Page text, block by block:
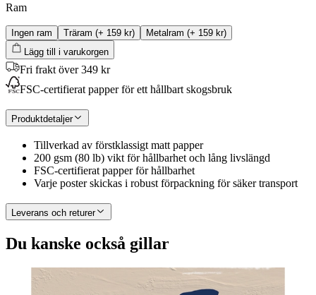
Ram
Ingen ram Träram (+ 159 kr) Metalram (+ 159 kr)
Lägg till i varukorgen
Fri frakt över 349 kr
FSC-certifierat papper för ett hållbart skogsbruk
Produktdetaljer
Tillverkad av förstklassigt matt papper
200 gsm (80 lb) vikt för hållbarhet och lång livslängd
FSC-certifierat papper för hållbarhet
Varje poster skickas i robust förpackning för säker transport
Leverans och returer
Du kanske också gillar